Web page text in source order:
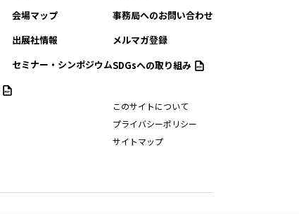
会場マップ
出展社情報
セミナー・シンポジウム
事務局へのお問い合わせ
メルマガ登録
SDGsへの取り組み
このサイトについて
プライバシーポリシー
サイトマップ